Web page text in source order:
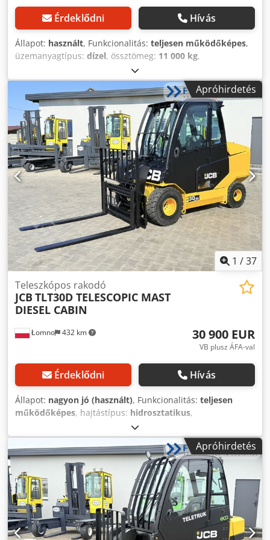
Érdeklődni Hívás
Állapot: használt, Funkcionalitás: teljesen működőképes,
üzemanyagtípus: dízel, össztömeg: 11 000 kg,
, első forgalomba helyezés:
07/1980, Gyártási év:1980, üzemórák:28 000 h,
összkerékhajtás Dsdpsi Tmhlsfx Adrsck
Apróhirdetés
1 /37
Łomno 432 km
Teleszkópos rakodó
JCB TLT30D TELESCOPIC MAST
DIESEL CABIN
30 900 EUR
VB plusz ÁFA-val
Érdeklődni Hívás
Állapot: nagyon jó (használt), Funkcionalitás: teljesen
működőképes, hajtástípus: hidrosztatikus,
, szín:sárga
saját tömeg:5 200 kg, emelési magasság:4 450 mm,
gumiabroncs állapota:100 százalék, oszlop típusa:
teleszkópos, Gyártási év:2022, üzemórák:3 158 h, teljes
hossz:3 200 mm, teljes szélesség:1 300 mm, teljes
magasság:
2 200 mm, első gumi méret:27X10-12 , hátsó
gumiabroncs méret:23X9-10, teher súlypontja: 600 mm
építési magasság:2 200 mm, villa hossza:1 500 mm,
villakeret szélessége:1 100 mm, teherbírás: 3 000 kg,
Apróhirdetés